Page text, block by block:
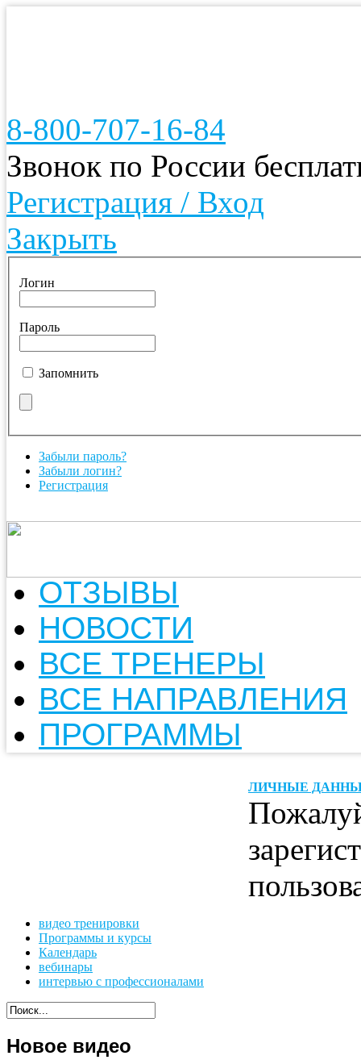
8-800-707-16-84
Звонок по России
Регистрация / Вход
Закрыть
Логин
Пароль
Запомнить
Забыли пароль?
Забыли логин?
Регистрация
ОТЗЫВЫ
НОВОСТИ
ВСЕ ТРЕНЕРЫ
ВСЕ НАПРАВЛЕНИЯ
ПРОГРАММЫ
ЛИЧНЫЕ
видео тренировки
Программы и курсы
Календарь
вебинары
интервью с профессионалами
Новое видео